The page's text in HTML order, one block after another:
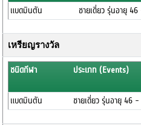
แบดมินตัน
ชายเดี่ยว รุ่นอายุ
เหรียญรางวัล
ชนิดกีฬา ประเภท (Events)
แบดมินตัน ชายเดี่ยว รุ่นอายุ 46